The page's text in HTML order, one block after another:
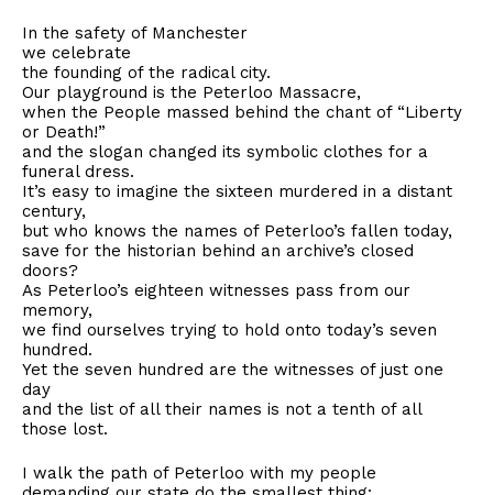
In the safety of Manchester
we celebrate
the founding of the radical city.
Our playground is the Peterloo Massacre,
when the People massed behind the chant of “Liberty
or Death!”
and the slogan changed its symbolic clothes for a
funeral dress.
It’s easy to imagine the sixteen murdered in a distant
century,
but who knows the names of Peterloo’s fallen today,
save for the historian behind an archive’s closed
doors?
As Peterloo’s eighteen witnesses pass from our
memory,
we find ourselves trying to hold onto today’s seven
hundred.
Yet the seven hundred are the witnesses of just one
day
and the list of all their names is not a tenth of all
those lost.
I walk the path of Peterloo with my people